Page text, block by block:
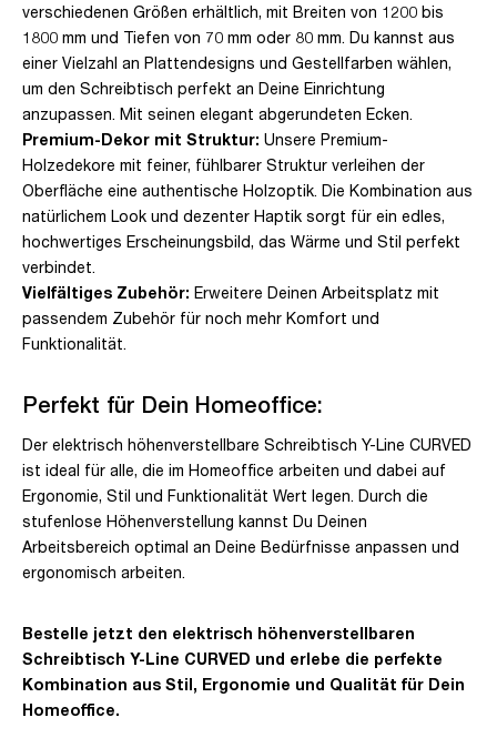
verschiedenen Größen erhältlich, mit Breiten von 1200 bis
1800 mm und Tiefen von 70 mm oder 80 mm. Du kannst aus
einer Vielzahl an Plattendesigns und Gestellfarben wählen,
um den Schreibtisch perfekt an Deine Einrichtung
anzupassen. Mit seinen elegant abgerundeten Ecken.
Premium-Dekor mit Struktur: Unsere Premium-
Holzedekore mit feiner, fühlbarer Struktur verleihen der
Oberfläche eine authentische Holzoptik. Die Kombination aus
natürlichem Look und dezenter Haptik sorgt für ein edles,
hochwertiges Erscheinungsbild, das Wärme und Stil perfekt
verbindet.
Vielfältiges Zubehör: Erweitere Deinen Arbeitsplatz mit
passendem Zubehör für noch mehr Komfort und
Funktionalität.
Perfekt für Dein Homeoffice:
Der elektrisch höhenverstellbare Schreibtisch Y-Line CURVED
ist ideal für alle, die im Homeoffice arbeiten und dabei auf
Ergonomie, Stil und Funktionalität Wert legen. Durch die
stufenlose Höhenverstellung kannst Du Deinen
Arbeitsbereich optimal an Deine Bedürfnisse anpassen und
ergonomisch arbeiten.
Bestelle jetzt den elektrisch höhenverstellbaren
Schreibtisch Y-Line CURVED und erlebe die perfekte
Kombination aus Stil, Ergonomie und Qualität für Dein
Homeoffice.